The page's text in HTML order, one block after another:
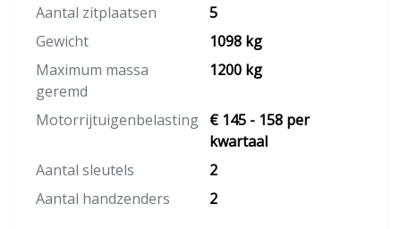
Aantal zitplaatsen
5
Gewicht
1098 kg
Maximum massa
geremd
1200 kg
Motorrijtuigenbelasting € 145 - 158 per
kwartaal
Aantal sleutels
2
Aantal handzenders
2